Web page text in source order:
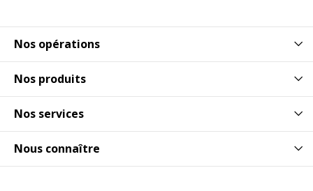
Nos opérations
Nos produits
Nos services
Nous connaître